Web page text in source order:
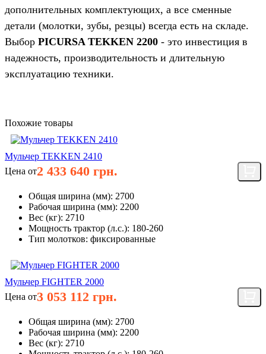
дополнительных комплектующих, а все сменные
детали (молотки, зубы, резцы) всегда есть на складе.
Выбор PICURSA TEKKEN 2200 - это инвестиция в
надежность, производительность и длительную
эксплуатацию техники.
Похожие товары
Мульчер TEKKEN 2410
Цена от2 433 640 грн.
Общая ширина (мм): 2700
Рабочая ширина (мм): 2200
Вес (кг): 2710
Мощность трактор (л.с.): 180-260
Тип молотков: фиксированные
Мульчер FIGHTER 2000
Цена от3 053 112 грн.
Общая ширина (мм): 2700
Рабочая ширина (мм): 2200
Вес (кг): 2710